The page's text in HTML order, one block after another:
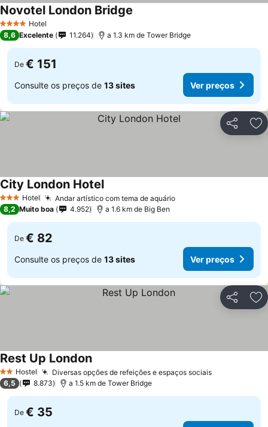
4 EstrelasHotel
Novotel London Bridge
8,6 Excelente 11.264 a 1.3 km de Tower Bridge
De € 151
Consulte os preços de 13 sites Ver preços
Partilhar
3 EstrelasHotel Andar artístico com tema de aquário
City London Hotel
8,2 Muito boa 4.952 a 1.6 km de Big Ben
De € 82
Consulte os preços de 13 sites Ver preços
Partilhar
2 Estrelas
Hostel Diversas opções de refeições e espaços sociais
Rest Up London
6,5 8.873 a 1.5 km de Tower Bridge
De € 35